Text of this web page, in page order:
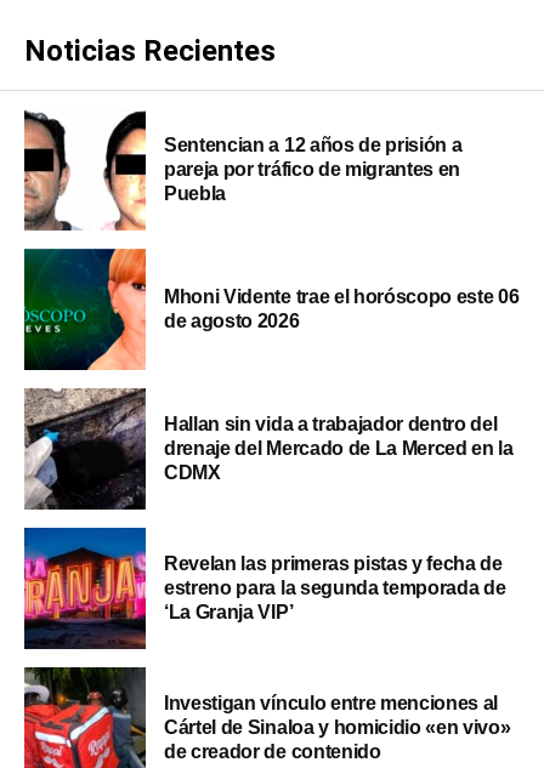
Noticias Recientes
Sentencian a 12 años de prisión a
pareja por tráfico de migrantes en
Puebla
Mhoni Vidente trae el horóscopo este 06
de agosto 2026
Hallan sin vida a trabajador dentro del
drenaje del Mercado de La Merced en la
CDMX
Revelan las primeras pistas y fecha de
estreno para la segunda temporada de
‘La Granja VIP’
Investigan vínculo entre menciones al
Cártel de Sinaloa y homicidio «en vivo»
de creador de contenido